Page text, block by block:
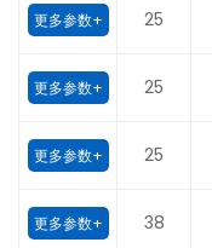
更多参数+ 25
更多参数+ 25
更多参数+ 25
更多参数+ 38